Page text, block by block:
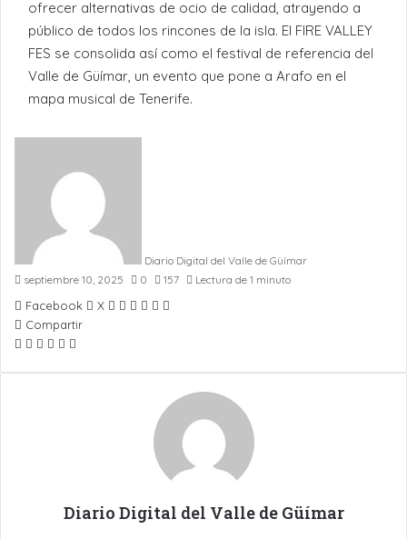
ofrecer alternativas de ocio de calidad, atrayendo a
público de todos los rincones de la isla. El FIRE VALLEY
FES se consolida así como el festival de referencia del
Valle de Güímar, un evento que pone a Arafo en el
mapa musical de Tenerife.
Diario Digital del Valle de Güímar
septiembre 10, 2025
0 157 Lectura de 1 minuto
Facebook X LinkedIn
Pinterest
WhatsApp
Telegram
Compartir
Compartir
Facebook
X WhatsApp
Telegram
Compartir
Diario Digital del Valle de Güímar